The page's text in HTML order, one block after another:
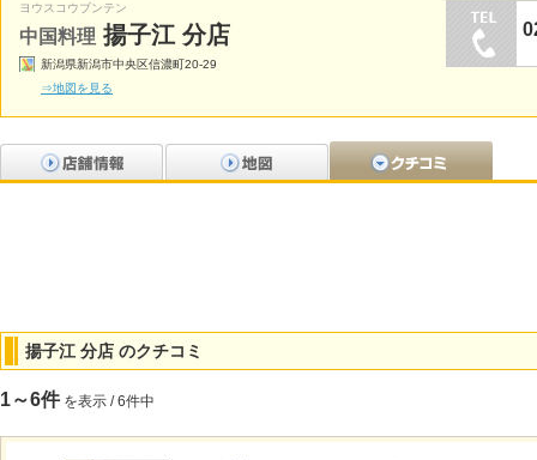
ヨウスコウブンテン
中国料理 揚子江 分店
新潟県新潟市中央区信濃町20-29
⇒地図を見る
揚子江 分店 のクチコミ
1～6件 を表示 / 6件中